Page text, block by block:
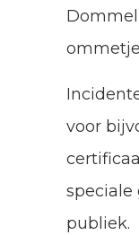
voor
speciale
publiek.